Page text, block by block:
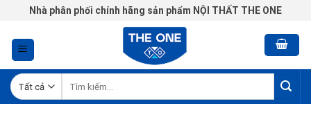
Chuyển
nội
dung
Nhà phân phối chính hãng sản phẩm NỘI THẤT THE ONE
kiếm: